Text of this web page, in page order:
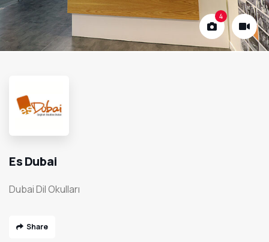
4
Es Dubai
Dubai Dil Okulları
Share